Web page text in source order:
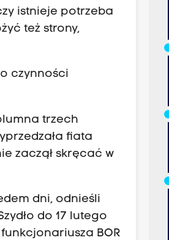
istnieje potrzeba
też strony,
czynności
trzech
fiata
zaczął skręcać w
dni, odnieśli
do 17 lutego
BOR